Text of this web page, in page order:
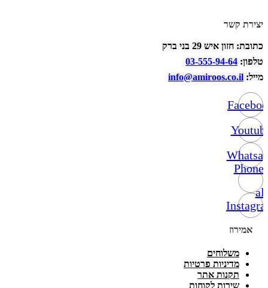
יצירת קשר
כתובת: חזון איש 29 בני ברק
טלפון: 03-555-94-64
מייל: info@amiroos.co.il
Phone-
alt
אמירוז
משלוחים
מדיניות פרטיות
תקנות אתר
שירות לקוחות